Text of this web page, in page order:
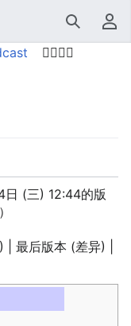
搜索
用户菜单
🙋‍♂️🙋‍♀️
日 (三) 12:44的版
最后版本 (差异) |